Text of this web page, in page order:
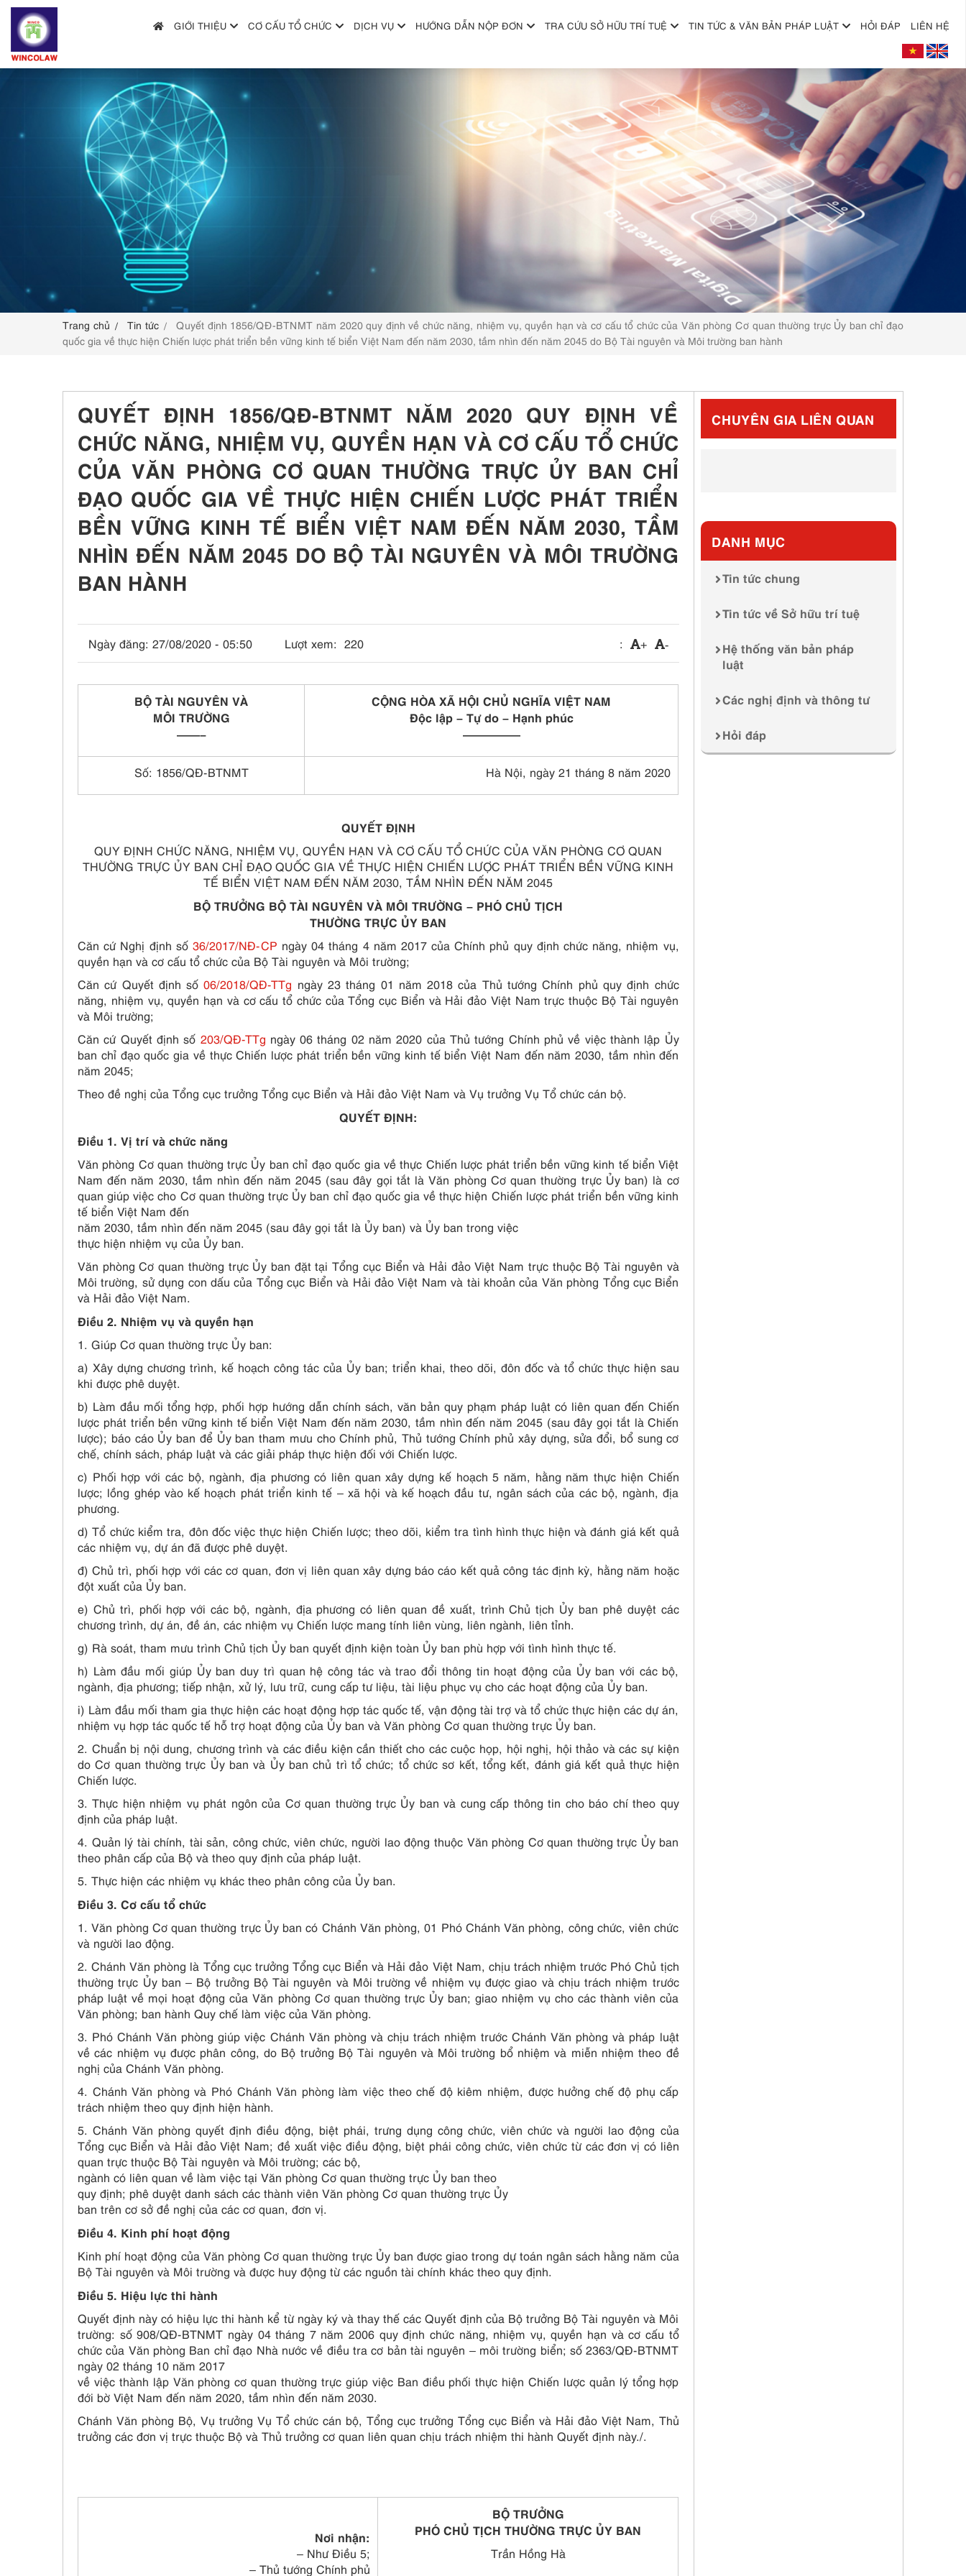
+
CƠ CẤU TỔ CHỨC +
+
HƯỚNG DẪN NỘP ĐƠN
TRA CỨU SỞ HỮU TRÍ TUỆ
TIN TỨC & VĂN BẢN PHÁP LUẬT
HỎI ĐÁP
GIỚI THIỆU CƠ CẤU TỔ CHỨC DỊCH VỤ HƯỚNG DẪN NỘP ĐƠN TRA CỨU SỞ HỮU TRÍ TUỆ TIN TỨC & VĂN BẢN PHÁP LUẬT HỎI ĐÁP LIÊN HỆ
Trang chủ Tin tức
Quyết định 1856/QĐ-BTNMT năm 2020 quy định về chức năng, nhiệm vụ, quyền hạn và cơ cấu tổ chức của Văn phòng Cơ quan thường trực Ủy ban chỉ đạo
quốc gia về thực hiện Chiến lược phát triển bền vững kinh tế biển Việt Nam đến năm 2030, tầm nhìn đến năm 2045 do Bộ Tài nguyên và Môi trường ban hành
QUYẾT ĐỊNH 1856/QĐ-BTNMT NĂM 2020 QUY ĐỊNH VỀ
CHỨC NĂNG, NHIỆM VỤ, QUYỀN HẠN VÀ CƠ CẤU TỔ CHỨC
CỦA VĂN PHÒNG CƠ QUAN THƯỜNG TRỰC ỦY BAN CHỈ
ĐẠO QUỐC GIA VỀ THỰC HIỆN CHIẾN LƯỢC PHÁT TRIỂN
BỀN VỮNG KINH TẾ BIỂN VIỆT NAM ĐẾN NĂM 2030, TẦM
NHÌN ĐẾN NĂM 2045 DO BỘ TÀI NGUYÊN VÀ MÔI TRƯỜNG
BAN HÀNH
Ngày đăng: 27/08/2020 - 05:50 Lượt xem: 220 : + -
BỘ TÀI NGUYÊN VÀ
MÔI TRƯỜNG
——–
CỘNG HÒA XÃ HỘI CHỦ NGHĨA VIỆT NAM
Độc lập – Tự do – Hạnh phúc
—————
Số: 1856/QĐ-BTNMT Hà Nội, ngày 21 tháng 8 năm 2020
QUYẾT ĐỊNH
QUY ĐỊNH CHỨC NĂNG, NHIỆM VỤ, QUYỀN HẠN VÀ CƠ CẤU TỔ CHỨC CỦA VĂN PHÒNG CƠ QUAN
THƯỜNG TRỰC ỦY BAN CHỈ ĐẠO QUỐC GIA VỀ THỰC HIỆN CHIẾN LƯỢC PHÁT TRIỂN BỀN VỮNG KINH
TẾ BIỂN VIỆT NAM ĐẾN NĂM 2030, TẦM NHÌN ĐẾN NĂM 2045
BỘ TRƯỞNG BỘ TÀI NGUYÊN VÀ MÔI TRƯỜNG – PHÓ CHỦ TỊCH
THƯỜNG TRỰC ỦY BAN
Căn cứ Nghị định số36/2017/NĐ-CP ngày 04 tháng 4 năm 2017 của Chính phủ quy định chức năng, nhiệm vụ,
quyền hạn và cơ cấu tổ chức của Bộ Tài nguyên và Môi trường;
Căn cứ Quyết định số 06/2018/QĐ-TTg ngày 23 tháng 01 năm 2018 của Thủ tướng Chính phủ quy định chức
năng, nhiệm vụ, quyền hạn và cơ cấu tổ chức của Tổng cục Biển và Hải đảo Việt Nam trực thuộc Bộ Tài nguyên
và Môi trường;
Căn cứ Quyết định số 203/QĐ-TTg ngày 06 tháng 02 năm 2020 của Thủ tướng Chính phủ về việc thành lập Ủy
ban chỉ đạo quốc gia về thực Chiến lược phát triển bền vững kinh tế biển Việt Nam đến năm 2030, tầm nhìn đến
năm 2045;
Theo đề nghị của Tổng cục trưởng Tổng cục Biển và Hải đảo Việt Nam và Vụ trưởng Vụ Tổ chức cán bộ.
QUYẾT ĐỊNH:
Điều 1. Vị trí và chức năng
Văn phòng Cơ quan thường trực Ủy ban chỉ đạo quốc gia về thực Chiến lược phát triển bền vững kinh tế biển Việt
Nam đến năm 2030, tầm nhìn đến năm 2045 (sau đây gọi tắt là Văn phòng Cơ quan thường trực Ủy ban) là cơ
quan giúp việc cho Cơ quan thường trực Ủy ban chỉ đạo quốc gia về thực hiện Chiến lược phát triển bền vững kinh
tế biển Việt Nam đến
năm 2030, tầm nhìn đến năm 2045 (sau đây gọi tắt là Ủy ban) và Ủy ban trong việc
thực hiện nhiệm vụ của Ủy ban.
Văn phòng Cơ quan thường trực Ủy ban đặt tại Tổng cục Biển và Hải đảo Việt Nam trực thuộc Bộ Tài nguyên và
Môi trường, sử dụng con dấu của Tổng cục Biển và Hải đảo Việt Nam và tài khoản của Văn phòng Tổng cục Biển
và Hải đảo Việt Nam.
Điều 2. Nhiệm vụ và quyền hạn
1. Giúp Cơ quan thường trực Ủy ban:
a) Xây dựng chương trình, kế hoạch công tác của Ủy ban; triển khai, theo dõi, đôn đốc và tổ chức thực hiện sau
khi được phê duyệt.
b) Làm đầu mối tổng hợp, phối hợp hướng dẫn chính sách, văn bản quy phạm pháp luật có liên quan đến Chiến
lược phát triển bền vững kinh tế biển Việt Nam đến năm 2030, tầm nhìn đến năm 2045 (sau đây gọi tắt là Chiến
lược); báo cáo Ủy ban để Ủy ban tham mưu cho Chính phủ, Thủ tướng Chính phủ xây dựng, sửa đổi, bổ sung cơ
chế, chính sách, pháp luật và các giải pháp thực hiện đối với Chiến lược.
c) Phối hợp với các bộ, ngành, địa phương có liên quan xây dựng kế hoạch 5 năm, hằng năm thực hiện Chiến
lược; lồng ghép vào kế hoạch phát triển kinh tế – xã hội và kế hoạch đầu tư, ngân sách của các bộ, ngành, địa
phương.
d) Tổ chức kiểm tra, đôn đốc việc thực hiện Chiến lược; theo dõi, kiểm tra tình hình thực hiện và đánh giá kết quả
các nhiệm vụ, dự án đã được phê duyệt.
đ) Chủ trì, phối hợp với các cơ quan, đơn vị liên quan xây dựng báo cáo kết quả công tác định kỳ, hằng năm hoặc
đột xuất của Ủy ban.
e) Chủ trì, phối hợp với các bộ, ngành, địa phương có liên quan đề xuất, trình Chủ tịch Ủy ban phê duyệt các
chương trình, dự án, đề án, các nhiệm vụ Chiến lược mang tính liên vùng, liên ngành, liên tỉnh.
g) Rà soát, tham mưu trình Chủ tịch Ủy ban quyết định kiện toàn Ủy ban phù hợp với tình hình thực tế.
h) Làm đầu mối giúp Ủy ban duy trì quan hệ công tác và trao đổi thông tin hoạt động của Ủy ban với các bộ,
ngành, địa phương; tiếp nhận, xử lý, lưu trữ, cung cấp tư liệu, tài liệu phục vụ cho các hoạt động của Ủy ban.
i) Làm đầu mối tham gia thực hiện các hoạt động hợp tác quốc tế, vận động tài trợ và tổ chức thực hiện các dự án,
nhiệm vụ hợp tác quốc tế hỗ trợ hoạt động của Ủy ban và Văn phòng Cơ quan thường trực Ủy ban.
2. Chuẩn bị nội dung, chương trình và các điều kiện cần thiết cho các cuộc họp, hội nghị, hội thảo và các sự kiện
do Cơ quan thường trực Ủy ban và Ủy ban chủ trì tổ chức; tổ chức sơ kết, tổng kết, đánh giá kết quả thực hiện
Chiến lược.
3. Thực hiện nhiệm vụ phát ngôn của Cơ quan thường trực Ủy ban và cung cấp thông tin cho báo chí theo quy
định của pháp luật.
4. Quản lý tài chính, tài sản, công chức, viên chức, người lao động thuộc Văn phòng Cơ quan thường trực Ủy ban
theo phân cấp của Bộ và theo quy định của pháp luật.
5. Thực hiện các nhiệm vụ khác theo phân công của Ủy ban.
Điều 3. Cơ cấu tổ chức
1. Văn phòng Cơ quan thường trực Ủy ban có Chánh Văn phòng, 01 Phó Chánh Văn phòng, công chức, viên chức
và người lao động.
2. Chánh Văn phòng là Tổng cục trưởng Tổng cục Biển và Hải đảo Việt Nam, chịu trách nhiệm trước Phó Chủ tịch
thường trực Ủy ban – Bộ trưởng Bộ Tài nguyên và Môi trường về nhiệm vụ được giao và chịu trách nhiệm trước
pháp luật về mọi hoạt động của Văn phòng Cơ quan thường trực Ủy ban; giao nhiệm vụ cho các thành viên của
Văn phòng; ban hành Quy chế làm việc của Văn phòng.
3. Phó Chánh Văn phòng giúp việc Chánh Văn phòng và chịu trách nhiệm trước Chánh Văn phòng và pháp luật
về các nhiệm vụ được phân công, do Bộ trưởng Bộ Tài nguyên và Môi trường bổ nhiệm và miễn nhiệm theo đề
nghị của Chánh Văn phòng.
4. Chánh Văn phòng và Phó Chánh Văn phòng làm việc theo chế độ kiêm nhiệm, được hưởng chế độ phụ cấp
trách nhiệm theo quy định hiện hành.
5. Chánh Văn phòng quyết định điều động, biệt phái, trưng dụng công chức, viên chức và người lao động của
Tổng cục Biển và Hải đảo Việt Nam; đề xuất việc điều động, biệt phái công chức, viên chức từ các đơn vị có liên
quan trực thuộc Bộ Tài nguyên và Môi trường; các bộ,
ngành có liên quan về làm việc tại Văn phòng Cơ quan thường trực Ủy ban theo
quy định; phê duyệt danh sách các thành viên Văn phòng Cơ quan thường trực Ủy
ban trên cơ sở đề nghị của các cơ quan, đơn vị.
Điều 4. Kinh phí hoạt động
Kinh phí hoạt động của Văn phòng Cơ quan thường trực Ủy ban được giao trong dự toán ngân sách hằng năm của
Bộ Tài nguyên và Môi trường và được huy động từ các nguồn tài chính khác theo quy định.
Điều 5. Hiệu lực thi hành
Quyết định này có hiệu lực thi hành kể từ ngày ký và thay thế các Quyết định của Bộ trưởng Bộ Tài nguyên và Môi
trường: số 908/QĐ-BTNMT ngày 04 tháng 7 năm 2006 quy định chức năng, nhiệm vụ, quyền hạn và cơ cấu tổ
chức của Văn phòng Ban chỉ đạo Nhà nước về điều tra cơ bản tài nguyên – môi trường biển; số 2363/QĐ-BTNMT
ngày 02 tháng 10 năm 2017
về việc thành lập Văn phòng cơ quan thường trực giúp việc Ban điều phối thực hiện Chiến lược quản lý tổng hợp
đới bờ Việt Nam đến năm 2020, tầm nhìn đến năm 2030.
Chánh Văn phòng Bộ, Vụ trưởng Vụ Tổ chức cán bộ, Tổng cục trưởng Tổng cục Biển và Hải đảo Việt Nam, Thủ
trưởng các đơn vị trực thuộc Bộ và Thủ trưởng cơ quan liên quan chịu trách nhiệm thi hành Quyết định này./.
Nơi nhận:
– Như Điều 5;
– Thủ tướng Chính phủ
BỘ TRƯỞNG
PHÓ CHỦ TỊCH THƯỜNG TRỰC ỦY BAN
Trần Hồng Hà
CHUYÊN GIA LIÊN QUAN
DANH MỤC
Tin tức chung
Tin tức về Sở hữu trí tuệ
Hệ thống văn bản pháp
luật
Các nghị định và thông tư
Hỏi đáp